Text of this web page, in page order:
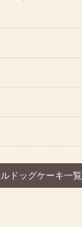
ドッグケーキ一覧